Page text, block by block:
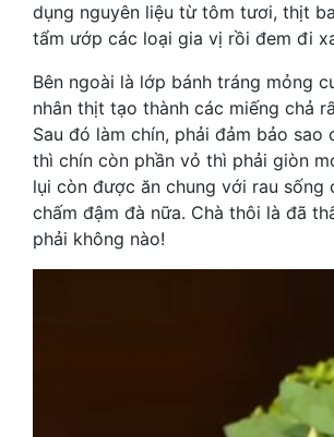
dụng nguyên liệu từ tôm tươi, thịt
tẩm ướp các loại gia vị rồi đem đi
Bên ngoài là lớp bánh tráng mỏng
nhân thịt tạo thành các miếng chả
Sau đó làm chín, phải đảm bảo sao
thì chín còn phần vỏ thì phải giòn
lụi còn được ăn chung với rau sống
chấm đậm đà nữa. Chà thôi là đã
phải không nào!